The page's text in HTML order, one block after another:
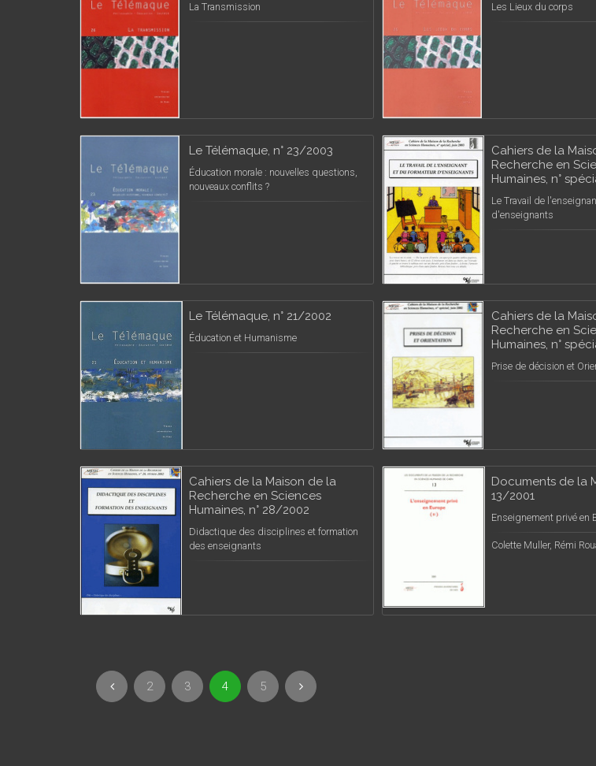
La Transmission Les Lieux du corps
Le Télémaque, n° 23/2003
Éducation morale : nouvelles questions,
nouveaux conflits ?
Cahiers de la
Recherche en
Humaines, n°
Le Travail de
d'enseignants
Le Télémaque, n° 21/2002
Éducation et Humanisme
Cahiers de la
Recherche en
Humaines, n°
Prise de décision et
Cahiers de la Maison de la
Recherche en Sciences
Humaines, n° 28/2002
Didactique des disciplines et formation
des enseignants
Documents de la
13/2001
Enseignement privé en
Colette Muller, Rémi
2 3 4 5